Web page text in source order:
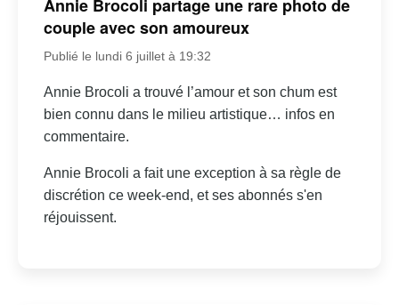
Annie Brocoli partage une rare photo de
couple avec son amoureux
Publié le lundi 6 juillet à 19:32
Annie Brocoli a trouvé l’amour et son chum est
bien connu dans le milieu artistique… infos en
commentaire.
Annie Brocoli a fait une exception à sa règle de
discrétion ce week-end, et ses abonnés s'en
réjouissent.